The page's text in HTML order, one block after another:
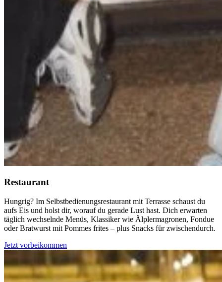
Restaurant
Hungrig? Im Selbstbedienungsrestaurant mit Terrasse schaust du
aufs Eis und holst dir, worauf du gerade Lust hast. Dich erwarten
täglich wechselnde Menüs, Klassiker wie Älplermagronen, Fondue
oder Bratwurst mit Pommes frites – plus Snacks für zwischendurch.
Jetzt vorbeikommen